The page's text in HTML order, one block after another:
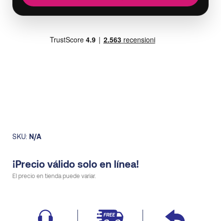
SKU: N/A
¡Precio válido solo en línea!
El precio en tienda puede variar.